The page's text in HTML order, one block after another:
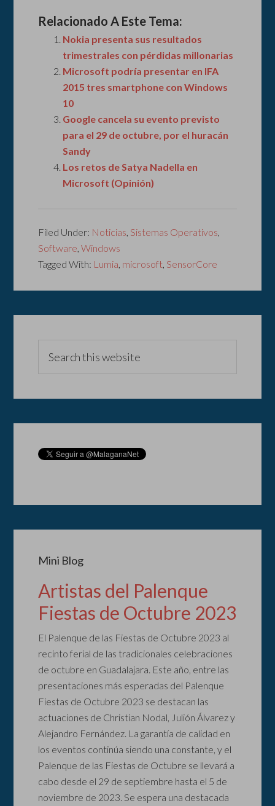
Relacionado A Este Tema:
Nokia presenta sus resultados
trimestrales con pérdidas millonarias
Microsoft podría presentar en IFA
2015 tres smartphone con Windows
10
Google cancela su evento previsto
para el 29 de octubre, por el huracán
Sandy
Los retos de Satya Nadella en
Microsoft (Opinión)
Filed Under: Noticias Sistemas Operativos
Software ,Windows
Tagged With: Lumia microsoft SensorCore
Mini Blog
Artistas del Palenque
Fiestas de Octubre 2023
El Palenque de las Fiestas de Octubre 2023 al
recinto ferial de las tradicionales celebraciones
de octubre en Guadalajara. Este año, entre las
presentaciones más esperadas del Palenque
Fiestas de Octubre 2023 se destacan las
actuaciones de Christian Nodal, Julión Álvarez y
Alejandro Fernández. La garantía de calidad en
los eventos continúa siendo una constante, y el
Palenque de las Fiestas de Octubre se llevará a
cabo desde el 29 de septiembre hasta el 5 de
noviembre de 2023. Se espera una destacada